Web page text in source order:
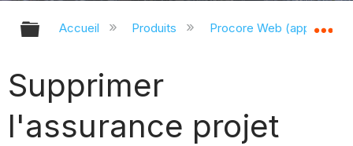
Développer/réduire la hiérarchie
Accueil Produits Procore Web
Supprimer
l'assurance projet